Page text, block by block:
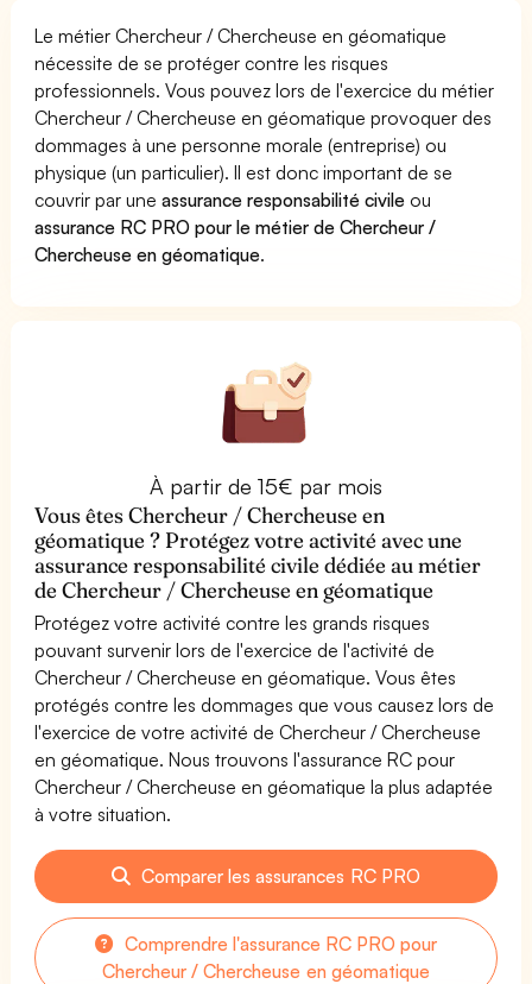
Le métier Chercheur / Chercheuse en géomatique
nécessite de se protéger contre les risques
professionnels. Vous pouvez lors de l'exercice du métier
Chercheur / Chercheuse en géomatique provoquer des
dommages à une personne morale (entreprise) ou
physique (un particulier). Il est donc important de se
couvrir par uneassurance responsabilité civile ou
assurance RC PRO pour le métier de Chercheur /
Chercheuse en géomatique.
À partir de 15€ par mois
Vous êtes Chercheur / Chercheuse en
géomatique ? Protégez votre activité avec une
assurance responsabilité civile dédiée au métier
de Chercheur / Chercheuse en géomatique
Protégez votre activité contre les grands risques
pouvant survenir lors de l'exercice de l'activité de
Chercheur / Chercheuse en géomatique. Vous êtes
protégés contre les dommages que vous causez lors de
l'exercice de votre activité de Chercheur / Chercheuse
en géomatique. Nous trouvons l'assurance RC pour
Chercheur / Chercheuse en géomatique la plus adaptée
à votre situation.
Comparer les assurances RC PRO
Comprendre l'assurance RC PRO pour
Chercheur / Chercheuse en géomatique